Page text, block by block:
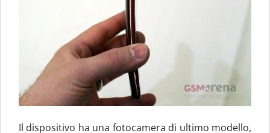
Il dispositivo ha una fotocamera di ultimo modello,